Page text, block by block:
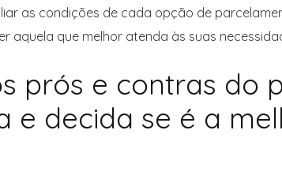
as condições de cada opção de
aquela que melhor atenda às suas
prós e contras do
e decida se é a